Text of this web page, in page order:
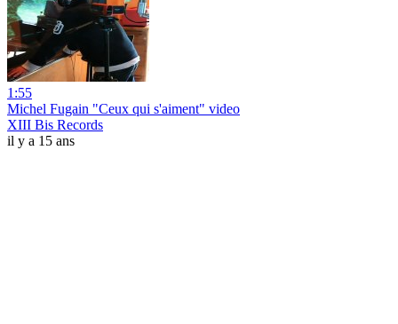
1:55
Michel Fugain "Ceux qui s'aiment" video
XIII Bis Records
il y a 15 ans